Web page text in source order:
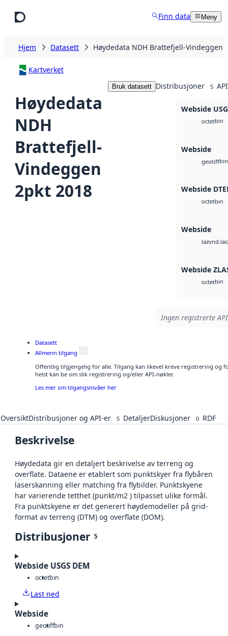
Finn data Meny
Hjem Datasett Høydedata NDH Brattefjell-Vindeggen
Kartverket
Høydedata
NDH
Brattefjell-
Vindeggen
2pkt 2018
Bruk datasett Distribusjoner 5
Webside
octetbin
Webside
geotiffbin
Webside
octetbin
Webside
laz
Webside
octetbin
Ingen registrerte
Datasett
Allmenn tilgang
Offentlig tilgjengelig for alle. Tilgang kan likevel kreve registrering og
helst kan be om slik registrering og/eller API-nøkler.
Les mer om tilgangsnivåer her
OversiktDistribusjoner og API-er 5 DetaljerDiskusjoner 0 RDF
Beskrivelse
Høydedata gir en detaljert beskrivelse av terreng og
overflate. Dataene er etablert som punktskyer fra flybåren
laserskanning eller matching fra flybilder. Punktskyene
har varierende tetthet (punkt/m2 ) tilpasset ulike formål.
Fra punktskyene er det generert høydemodeller på grid-
format av terreng (DTM) og overflate (DOM).
Distribusjoner 5
Webside USGS DEM
octetbin
Last ned
Webside
geotiffbin